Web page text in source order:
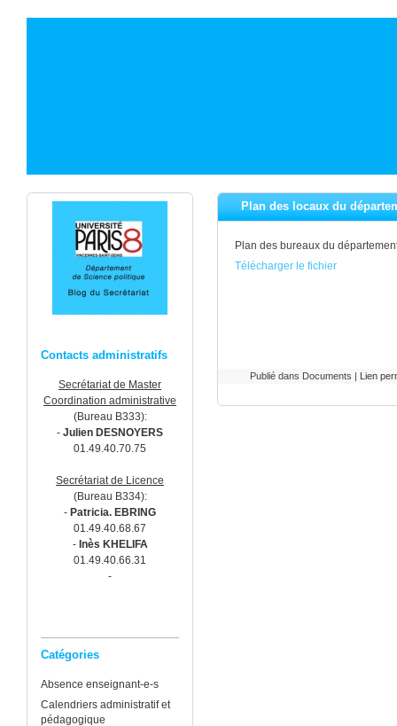
Contacts administratifs
Secrétariat de Master
Coordination administrative
(Bureau B333):
- Julien DESNOYERS
01.49.40.70.75
Secrétariat de Licence
(Bureau B334):
- Patricia. EBRING
01.49.40.68.67
- Inès KHELIFA
01.49.40.66.31
-
Catégories
Absence enseignant-e-s
Calendriers administratif et
pédagogique
Plan des locaux du
Plan des bureaux du
Télécharger le fichier
Publié dans Documents | Lien